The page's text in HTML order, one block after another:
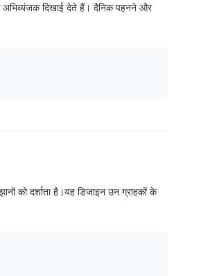
दिखाई देते हैं। दैनिक पहनने और
को दर्शाता है।यह डिजाइन उन ग्राहकों के